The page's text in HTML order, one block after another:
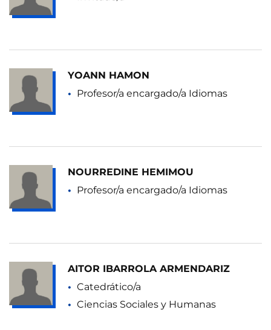
YOANN HAMON
Profesor/a encargado/a Idiomas
NOURREDINE HEMIMOU
Profesor/a encargado/a Idiomas
AITOR IBARROLA ARMENDARIZ
Catedrático/a
Ciencias Sociales y Humanas